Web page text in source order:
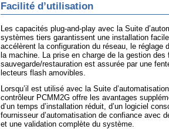
Facilité d’utilisation
Les capacités plug-and-play avec la Suite
systèmes tiers garantissent une installation
accélèrent la configuration du réseau, le réglage
la machine. La prise en charge de la gestion
sauvegarde/restauration est assurée par une
lecteurs flash amovibles.
Lorsqu’il est utilisé avec la Suite
contrôleur PCMM2G offre les avantages
d’un temps d’installation réduit, d’un logiciel
fournisseur d’automatisation de confiance avec
et une validation complète du système.